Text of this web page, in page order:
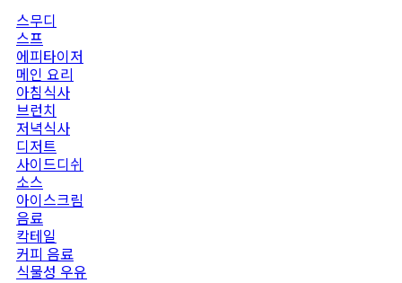
혈당관리
스무디
스프
에피타이저
메인 요리
아침식사
브런치
저녁식사
디저트
사이드디쉬
소스
아이스크림
음료
칵테일
커피 음료
식물성 우유